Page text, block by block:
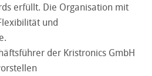
erfüllt. Die Organisation mit
und
der Kristronics GmbH